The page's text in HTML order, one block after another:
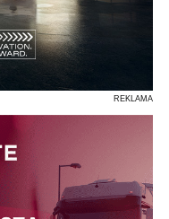
REKLAMA